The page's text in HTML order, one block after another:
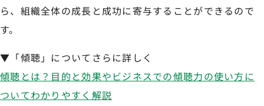
ら、組織全体の成長と成功に寄与することができるので
す。
▼「傾聴」についてさらに詳しく
傾聴とは？目的と効果やビジネスでの傾聴力の使い方に
ついてわかりやすく解説